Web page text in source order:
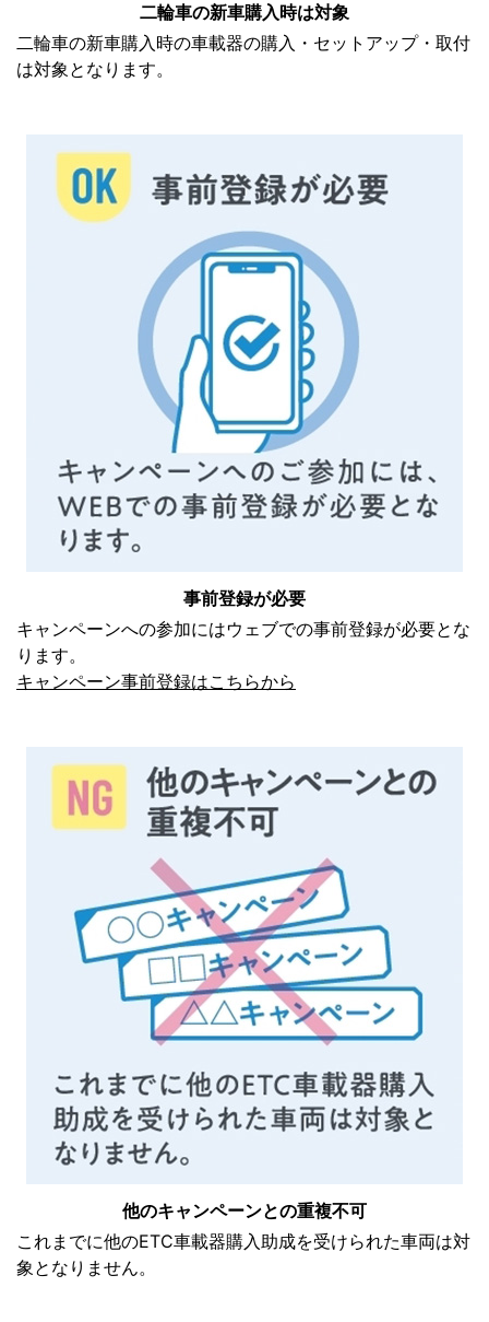
二輪車の新車購入時は対象
二輪車の新車購入時の車載器の購入・セットアップ・取付
は対象となります。
事前登録が必要
キャンペーンへの参加にはウェブでの事前登録が必要とな
ります。
キャンペーン事前登録はこちらから
他のキャンペーンとの重複不可
これまでに他のETC車載器購入助成を受けられた車両は対
象となりません。